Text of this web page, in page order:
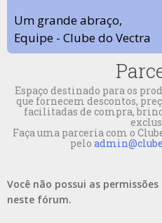
Um grande abraço,
Equipe - Clube do Vectra
Espaço destinado para os
que fornecem descontos,
facilitadas de compra,
Faça uma parceria com o
pelo
Você não possui as
neste fórum.